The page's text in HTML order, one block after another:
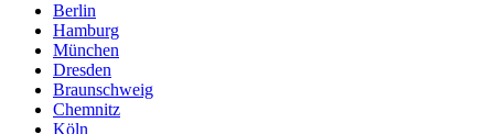
Berlin
Hamburg
München
Dresden
Braunschweig
Chemnitz
Köln